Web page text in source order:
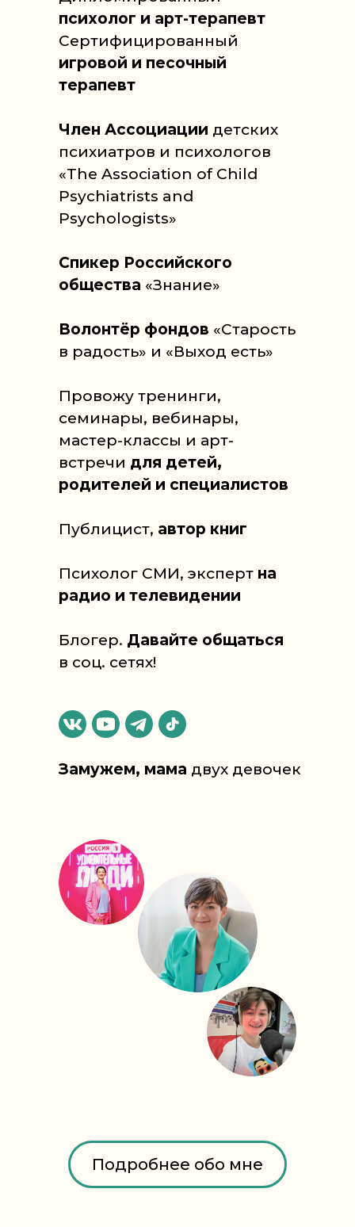
психолог и арт-терапевт
Сертифицированный
игровой и песочный
терапевт
Член Ассоциации детских
психиатров и психологов
«The Association of Child
Psychiatrists and
Psychologists»
Спикер Российского
общества «Знание»
Волонтёр фондов «Старость
в радость» и «Выход есть»
Провожу тренинги,
семинары, вебинары,
мастер-классы и арт-
встречи для детей,
родителей и специалистов
Публицист, автор книг
Психолог СМИ, эксперт на
радио и телевидении
Блогер. Давайте общаться
в соц. сетях!
Подробнее обо мне
Замужем, мама двух девочек